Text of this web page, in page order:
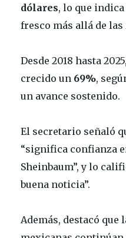
dólares, lo que
fresco más allá de
Desde 2018 hasta
crecido un 69%,
un avance sostenido.
El secretario señaló
“significa confianza
Sheinbaum”, y lo
buena noticia”.
Además, destacó que